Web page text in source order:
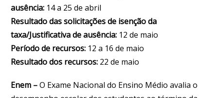
ausência: 14 a 25 de abril
Resultado das solicitações de isenção da
taxa/Justificativa de ausência: 12 de maio
Período de recursos: 12 a 16 de maio
Resultado dos recursos: 22 de maio
Enem –O Exame Nacional do Ensino Médio avalia o